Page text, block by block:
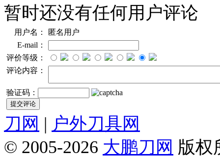
暂时还没有任何用户评论
用户名：
匿名用户
E-mail：
评价等级：
评论内容：
验证码：
刀网 | 户外刀具网
© 2005-2026 大鹏刀网 版权